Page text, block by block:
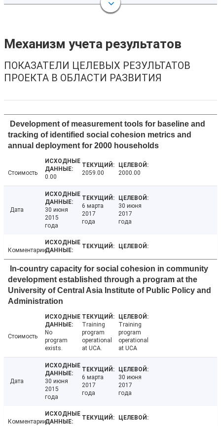
Механизм учета результатов
ПОКАЗАТЕЛИ ЦЕЛЕВЫХ РЕЗУЛЬТАТОВ
ПРОЕКТА В ОБЛАСТИ РАЗВИТИЯ
Development of measurement tools for baseline and
tracking of identified social cohesion metrics and
annual deployment for 2000 households
Стоимость
0.00
2059.00 2000.00
Дата
30 июня
2015
года
6 марта
2017
года
30 июня
2017
года
Комментарии
In-country capacity for social cohesion in community
development established through a program at the
University of Central Asia Institute of Public Policy and
Administration
Стоимость
No
program
exists.
Training
program
operational
at UCA.
Training
program
operational
at UCA
Дата
30 июня
2015
года
6 марта
2017
года
30 июня
2017
года
Комментарии